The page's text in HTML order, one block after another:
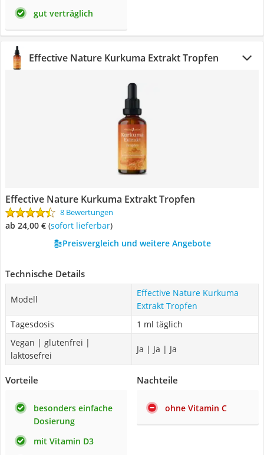
gut verträglich
Effective Nature Kurkuma Extrakt Tropfen
Effective Nature Kurkuma Extrakt Tropfen
8 Bewertungen
ab 24,00 € ( Sofort lieferbar)
Preisvergleich und weitere Angebote
Technische Details
Modell
Effective Nature Kurkuma
Extrakt Tropfen
Tagesdosis
1 ml täglich
Vegan | glutenfrei |
laktosefrei
Ja | Ja | Ja
Vorteile
besonders einfache
Dosierung
mit Vitamin D3
Nachteile
ohne Vitamin C